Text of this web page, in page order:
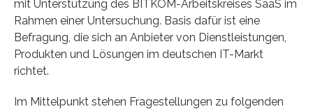
mit Unterstützung des BITKOM-Arbeitskreises SaaS im
Rahmen einer Untersuchung. Basis dafür ist eine
Befragung, die sich an Anbieter von Dienstleistungen,
Produkten und Lösungen im deutschen IT-Markt
richtet.
Im Mittelpunkt stehen Fragestellungen zu folgenden